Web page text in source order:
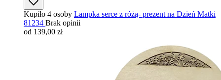
Kupiło 4 osoby Lampka serce z różą- prezent na Dzień Matki
81234 Brak opinii
od 139,00 zł